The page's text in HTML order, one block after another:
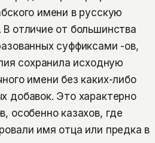
имени в русскую
отличие от большинства
суффиксами -ов,
сохранила исходную
имени без каких-либо
добавок. Это характерно
особенно казахов, где
имя отца или предка в